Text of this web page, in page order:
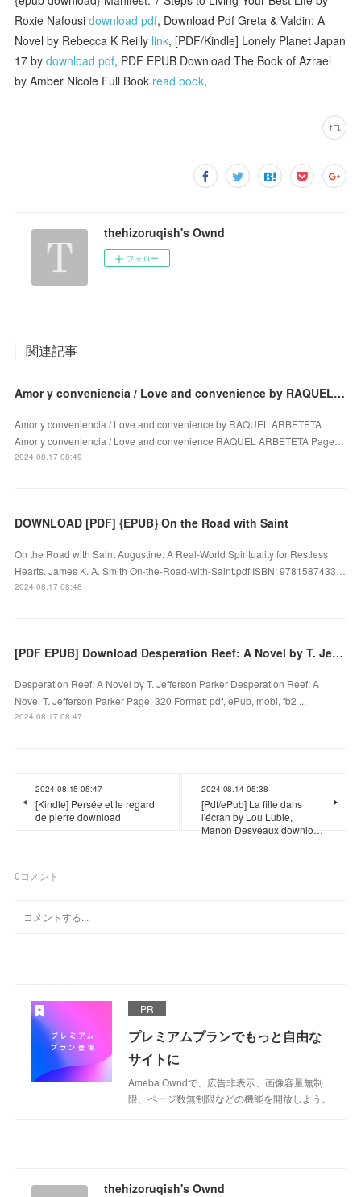
Roxie Nafousidownload pdf, Download Pdf Greta & Valdin: A
Novel by Rebecca K Reilly link, [PDF/Kindle] Lonely Planet Japan
17 bydownload pdf, PDF EPUB Download The Book of Azrael
by Amber Nicole Full Book read book,
thehizoruqish's Ownd
フォロー
関連記事
Amor y conveniencia / Love and convenience by RAQUEL ARBETETA on Iphone New Format
Amor y conveniencia / Love and convenience by RAQUEL ARBETETA
Amor y conveniencia / Love and convenience RAQUEL ARBETETA Page…
2024.08.17 08:49
DOWNLOAD [PDF] {EPUB} On the Road with Saint
On the Road with Saint Augustine: A Real-World Spirituality for Restless
Hearts. James K. A. Smith On-the-Road-with-Saint.pdf ISBN: 9781587433…
2024.08.17 08:48
[PDF EPUB] Download Desperation Reef: A Novel by T. Jefferson Parker Full Book
Desperation Reef: A Novel by T. Jefferson Parker Desperation Reef: A
Novel T. Jefferson Parker Page: 320 Format: pdf, ePub, mobi, fb2 ...
2024.08.17 08:47
2024.08.15 05:47
[Kindle] Persée et le regard
de pierre download
2024.08.14 05:38
[Pdf/ePub] La fille dans
l'écran by Lou Lubie,
Manon Desveaux downlo…
0コメント
PR
プレミアムプランでもっと自由な
サイトに
Ameba Owndで、広告非表示、画像容量無制
限、ページ数無制限などの機能を開放しよう。
thehizoruqish's Ownd